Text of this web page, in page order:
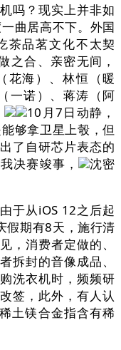
吗？现实上并非如
曲居高不下。外国
茶品茗文化不太契
之合、亲密无间，
花海）、林恒（暖
一诺）、蒋涛（阿
10月7日动静，
够拿卫星上彀，但
了自研芯片表态的
决赛竣事，
沈密
从iOS 12之后起
假期有8天，施行清
，消费者定做的、
拆封的音像成品、
洗衣机时，频频研
签，此外，有人认
土镁合金指含有稀